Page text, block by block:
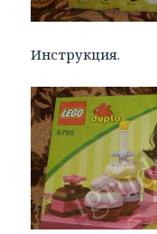
Инструкция.